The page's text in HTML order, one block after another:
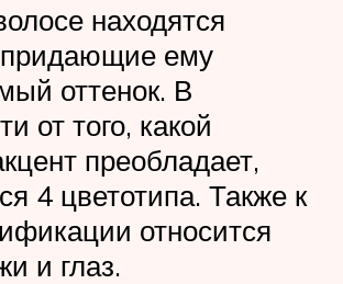
находятся
ему
оттенок. В
от того, какой
преобладает,
4 цветотипа. Также к
относится
и глаз.